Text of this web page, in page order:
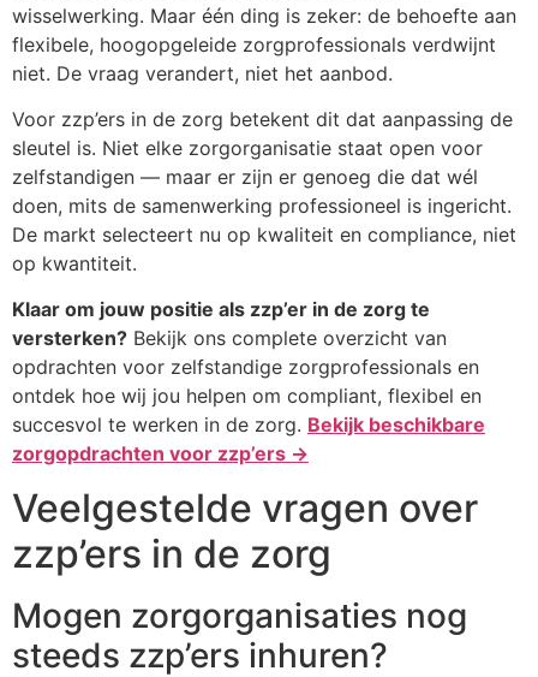
wisselwerking. Maar één ding is zeker: de behoefte aan
flexibele, hoogopgeleide zorgprofessionals verdwijnt
niet. De vraag verandert, niet het aanbod.
Voor zzp’ers in de zorg betekent dit dat aanpassing de
sleutel is. Niet elke zorgorganisatie staat open voor
zelfstandigen — maar er zijn er genoeg die dat wél
doen, mits de samenwerking professioneel is ingericht.
De markt selecteert nu op kwaliteit en compliance, niet
op kwantiteit.
Klaar om jouw positie als zzp’er in de zorg te
versterken? Bekijk ons complete overzicht van
opdrachten voor zelfstandige zorgprofessionals en
ontdek hoe wij jou helpen om compliant, flexibel en
succesvol te werken in de zorg. Bekijk beschikbare
zorgopdrachten voor zzp’ers →
Veelgestelde vragen over
zzp’ers in de zorg
Mogen zorgorganisaties nog
steeds zzp’ers inhuren?